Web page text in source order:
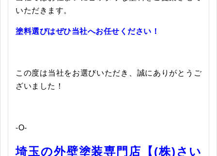
いただきます。
塗料選びはぜひ当社へお任せください！
この度は当社をお選びいただき、誠にありがとうご
ざいました！
-O-
埼玉の外壁塗装専門店【(株)さい